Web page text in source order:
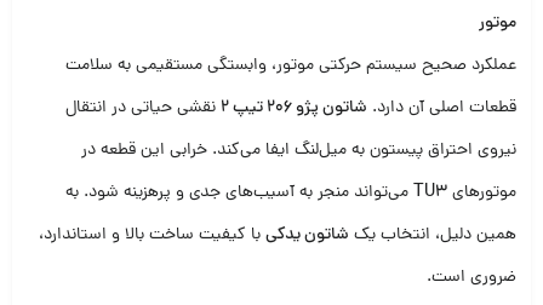
موتور
عملکرد صحیح سیستم حرکتی موتور، وابستگی مستقیمی به سلامت
قطعات اصلی آن دارد. شاتون پژو 206 تیپ 2
نقشی حیاتی در انتقال
نیروی احتراق پیستون به میل‌لنگ ایفا می‌کند. خرابی این قطعه در
موتورهایTU3 می‌تواند منجر به آسیب‌های جدی و پرهزینه شود. به
همین دلیل، انتخاب یک شاتون یدکیبا کیفیت ساخت بالا و استاندارد،
ضروری است.